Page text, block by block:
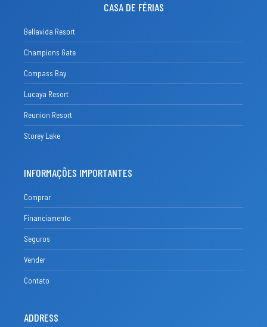
CASA DE FÉRIAS
Bellavida Resort
Champions Gate
Compass Bay
Lucaya Resort
Reunion Resort
Storey Lake
INFORMAÇÕES IMPORTANTES
Comprar
Financiamento
Seguros
Vender
Contato
ADDRESS